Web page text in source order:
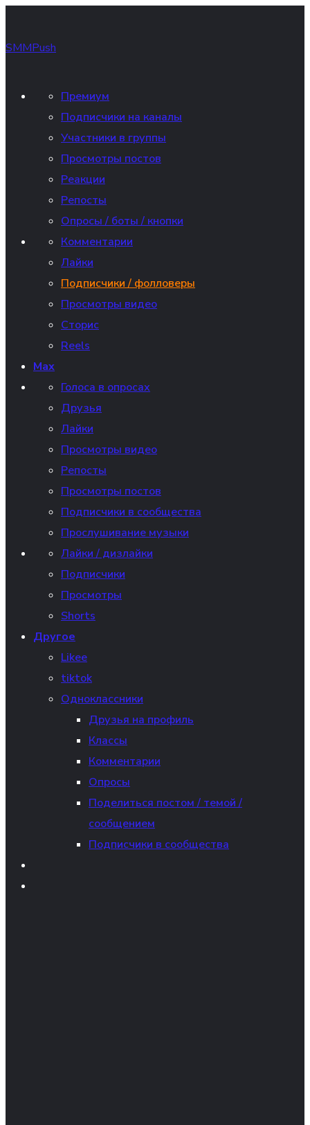
SMMPush
Премиум
Подписчики на каналы
Участники в группы
Просмотры постов
Реакции
Репосты
Опросы / боты / кнопки
Комментарии
Лайки
Подписчики / фолловеры
Просмотры видео
Сторис
Reels
Max
Голоса в опросах
Друзья
Лайки
Просмотры видео
Репосты
Просмотры постов
Подписчики в сообщества
Прослушивание музыки
Лайки / дизлайки
Подписчики
Просмотры
Shorts
Другое
Likee
tiktok
Одноклассники
Друзья на профиль
Классы
Комментарии
Опросы
Поделиться постом / темой /
сообщением
Подписчики в сообщества